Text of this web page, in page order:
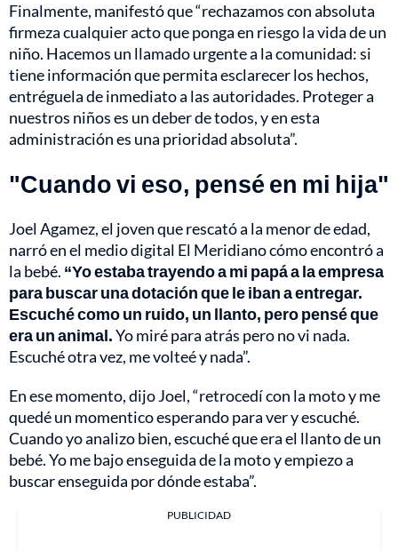
Finalmente, manifestó que “rechazamos con absoluta
firmeza cualquier acto que ponga en riesgo la vida de un
niño. Hacemos un llamado urgente a la comunidad: si
tiene información que permita esclarecer los hechos,
entréguela de inmediato a las autoridades. Proteger a
nuestros niños es un deber de todos, y en esta
administración es una prioridad absoluta”.
"Cuando vi eso, pensé en mi hija"
Joel Agamez, el joven que rescató a la menor de edad,
narró en el medio digital El Meridiano cómo encontró a
la bebé. “Yo estaba trayendo a mi papá a la empresa
para buscar una dotación que le iban a entregar.
Escuché como un ruido, un llanto, pero pensé que
era un animal.Yo miré para atrás pero no vi nada.
Escuché otra vez, me volteé y nada”.
En ese momento, dijo Joel, “retrocedí con la moto y me
quedé un momentico esperando para ver y escuché.
Cuando yo analizo bien, escuché que era el llanto de un
bebé. Yo me bajo enseguida de la moto y empiezo a
buscar enseguida por dónde estaba”.
PUBLICIDAD